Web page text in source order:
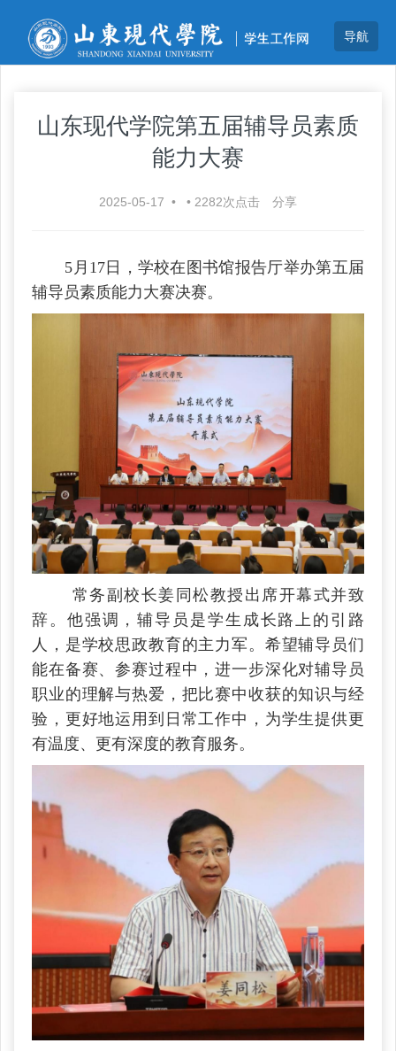
山东现代学院第五届辅导员素质
能力大赛
2025-05-17 • • 2282次点击 分享
5月17日，学校在图书馆报告厅举办第五届
辅导员素质能力大赛决赛。
常务副校长姜同松教授出席开幕式并致
辞。他强调，辅导员是学生成长路上的引路
人，是学校思政教育的主力军。希望辅导员们
能在备赛、参赛过程中，进一步深化对辅导员
职业的理解与热爱，把比赛中收获的知识与经
验，更好地运用到日常工作中，为学生提供更
有温度、更有深度的教育服务。